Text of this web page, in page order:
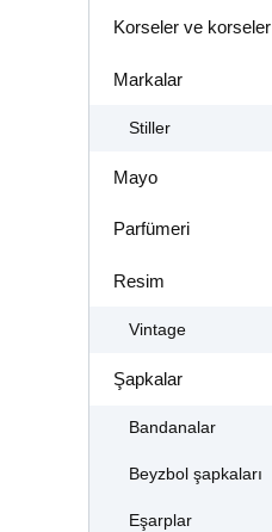
Korseler ve korseler
Markalar
Stiller
Mayo
Parfümeri
Resim
Vintage
Şapkalar
Bandanalar
Beyzbol şapkaları
Eşarplar